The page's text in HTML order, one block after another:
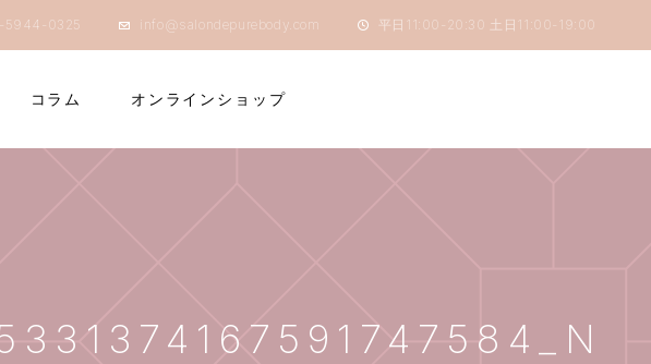
5944-0325 info@salondepurebody.com 平日11:00-20:30 土日11:00-19:00
コラム オンラインショップ